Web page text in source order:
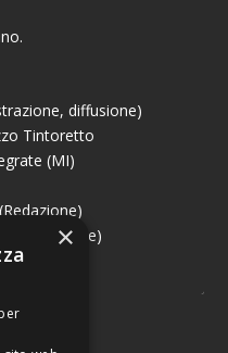
diffusione)
Tintoretto
(MI)
×